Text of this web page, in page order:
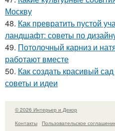
Москву
48. Как превратить пустой
ландшафт: советы по
49. Потолочный карниз и
работают вместе
50. Как создать красивый
советы и идеи
© 2026 Интерьер и Декор
Контакты
Пользовательское